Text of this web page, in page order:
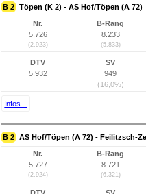
B 2 Töpen (K 2) - AS Hof/Töpen (A 72)
Nr.
5.726
(2.923)
B-Rang
8.233
(5.833)
DTV
5.932
SV
949
(16,0%)
Infos...
B 2 AS Hof/Töpen (A 72) - Feilitzsch-
Nr.
5.727
(2.924)
B-Rang
8.721
(6.321)